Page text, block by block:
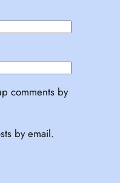
comments by
by email.